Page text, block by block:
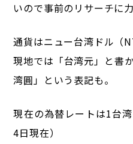
いので事前のリサーチに
通貨はニュー台湾ドル（
現地では「台湾元」と書
湾圓」という表記も。
現在の為替レートは1台
4日現在）